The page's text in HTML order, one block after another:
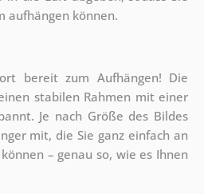
aufhängen können.
bereit zum Aufhängen! Die
stabilen Rahmen mit einer
Je nach Größe des Bildes
mit, die Sie ganz einfach an
– genau so, wie es Ihnen